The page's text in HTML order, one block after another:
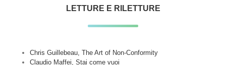
LETTURE E RILETTURE
Chris Guillebeau, The Art of Non-Conformity
Claudio Maffei, Stai come vuoi